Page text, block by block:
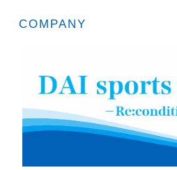
COMPANY